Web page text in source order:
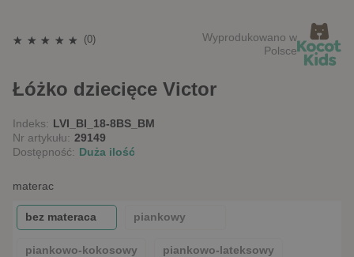
(0)
Wyprodukowano w
Polsce
Łóżko dziecięce Victor
Indeks: LVI_BI_18-8BS_BM
Nr artykułu: 29149
Dostępność: Duża ilość
materac
piankowy
bez materaca
piankowo-kokosowy piankowo-lateksowy